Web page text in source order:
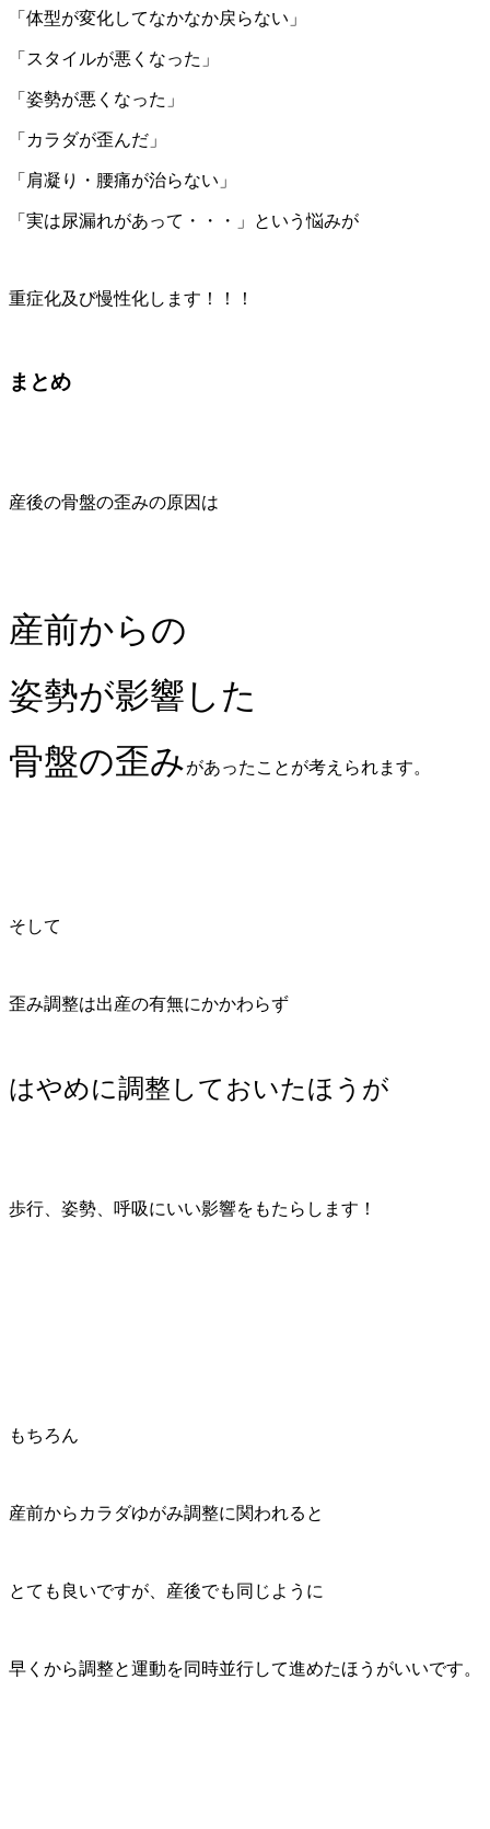
「体型が変化してなかなか戻らない」
「スタイルが悪くなった」
「姿勢が悪くなった」
「カラダが歪んだ」
「肩凝り・腰痛が治らない」
「実は尿漏れがあって・・・」という悩みが
重症化及び慢性化します！！！
まとめ
産後の骨盤の歪みの原因は
産前からの
姿勢が影響した
骨盤の歪みがあったことが考えられます。
そして
歪み調整は出産の有無にかかわらず
はやめに調整しておいたほうが
歩行、姿勢、呼吸にいい影響をもたらします！
もちろん
産前からカラダゆがみ調整に関われると
とても良いですが、産後でも同じように
早くから調整と運動を同時並行して進めたほうがいいです。